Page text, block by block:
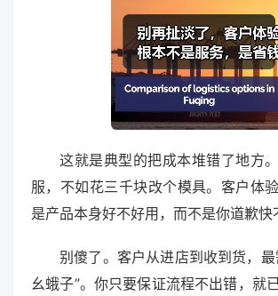
这就是典型的把成本堆错了地方
服，不如花三千块改个模具。客户体
是产品本身好不好用，而不是你道歉快
别傻了。客户从进店到收到货，最
幺蛾子”。你只要保证流程不出错，就